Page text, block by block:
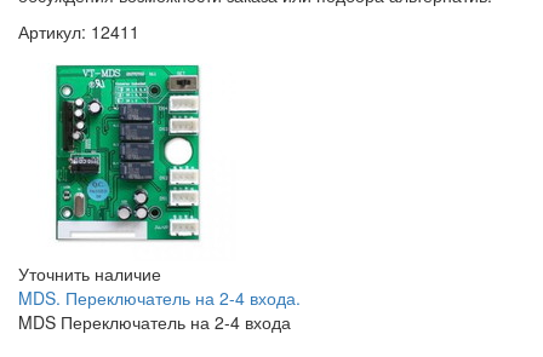
Артикул: 12411
Уточнить наличие
MDS. Переключатель на 2-4 входа.
MDS Переключатель на 2-4 входа